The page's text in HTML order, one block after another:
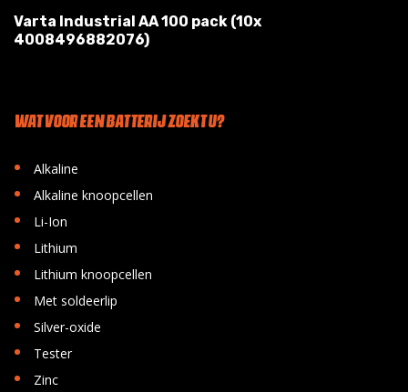
Varta Industrial AA 100 pack (10x
4008496882076)
WAT VOOR EEN BATTERIJ ZOEKT U?
• Alkaline
• Alkaline knoopcellen
• Li-Ion
• Lithium
• Lithium knoopcellen
• Met soldeerlip
• Silver-oxide
• Tester
• Zinc